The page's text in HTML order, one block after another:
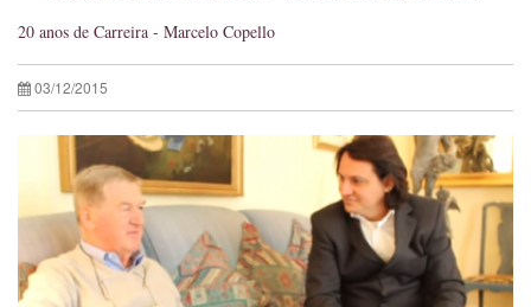
20 anos de Carreira - Marcelo Copello
03/12/2015